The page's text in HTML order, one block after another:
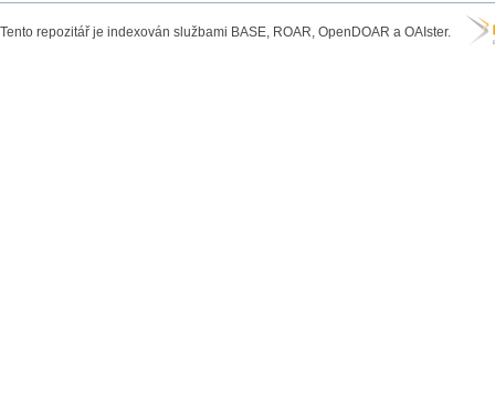
Tento repozitář je indexován službami BASE, ROAR, OpenDOAR a OAIster.